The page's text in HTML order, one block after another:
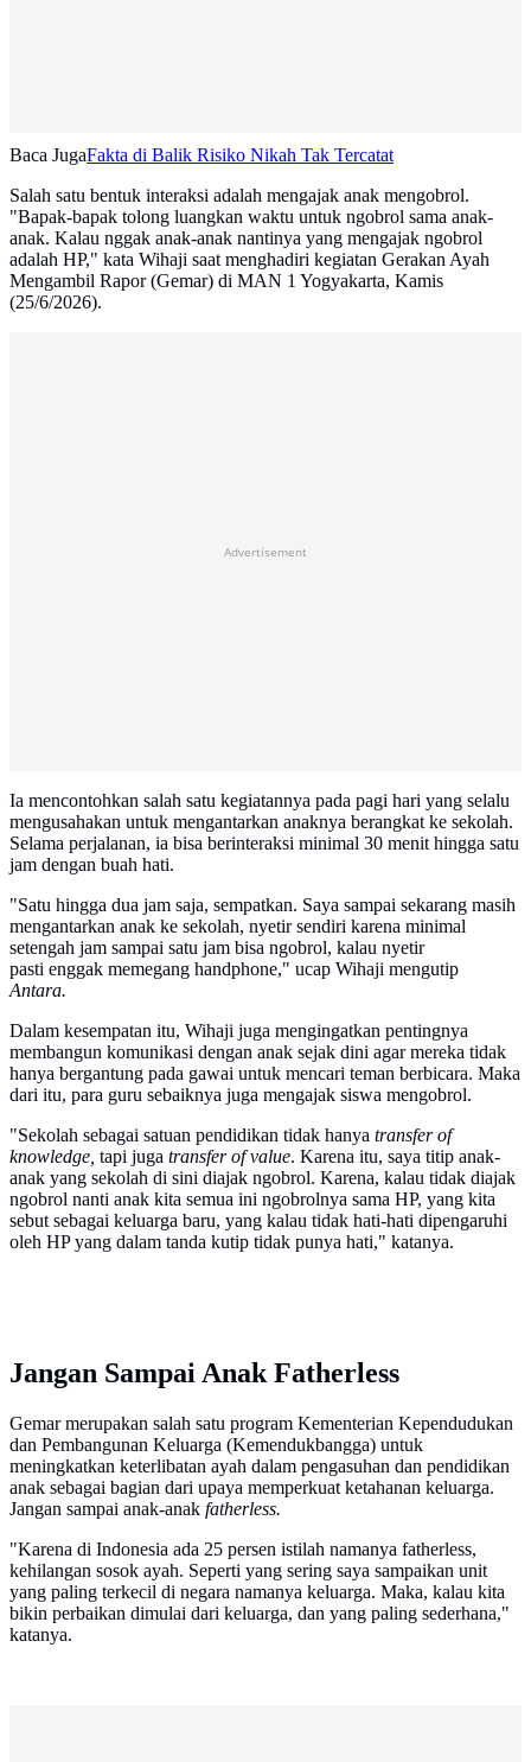
Baca JugaFakta di Balik Risiko Nikah Tak Tercatat
Salah satu bentuk interaksi adalah mengajak anak mengobrol.
"Bapak-bapak tolong luangkan waktu untuk ngobrol sama anak-
anak. Kalau nggak anak-anak nantinya yang mengajak ngobrol
adalah HP," kata Wihaji saat menghadiri kegiatan Gerakan Ayah
Mengambil Rapor (Gemar) di MAN 1 Yogyakarta, Kamis
(25/6/2026).
Advertisement
Ia mencontohkan salah satu kegiatannya pada pagi hari yang selalu
mengusahakan untuk mengantarkan anaknya berangkat ke sekolah.
Selama perjalanan, ia bisa berinteraksi minimal 30 menit hingga satu
jam dengan buah hati.
"Satu hingga dua jam saja, sempatkan. Saya sampai sekarang masih
mengantarkan anak ke sekolah, nyetir sendiri karena minimal
setengah jam sampai satu jam bisa ngobrol, kalau nyetir
pasti enggak memegang handphone," ucap Wihaji mengutip
Antara.
Dalam kesempatan itu, Wihaji juga mengingatkan pentingnya
membangun komunikasi dengan anak sejak dini agar mereka tidak
hanya bergantung pada gawai untuk mencari teman berbicara. Maka
dari itu, para guru sebaiknya juga mengajak siswa mengobrol.
"Sekolah sebagai satuan pendidikan tidak hanya transfer of
knowledge, tapi juga transfer of value. Karena itu, saya titip anak-
anak yang sekolah di sini diajak ngobrol. Karena, kalau tidak diajak
ngobrol nanti anak kita semua ini ngobrolnya sama HP, yang kita
sebut sebagai keluarga baru, yang kalau tidak hati-hati dipengaruhi
oleh HP yang dalam tanda kutip tidak punya hati," katanya.
Jangan Sampai Anak Fatherless
Gemar merupakan salah satu program Kementerian Kependudukan
dan Pembangunan Keluarga (Kemendukbangga) untuk
meningkatkan keterlibatan ayah dalam pengasuhan dan pendidikan
anak sebagai bagian dari upaya memperkuat ketahanan keluarga.
Jangan sampai anak-anak fatherless.
"Karena di Indonesia ada 25 persen istilah namanya fatherless,
kehilangan sosok ayah. Seperti yang sering saya sampaikan unit
yang paling terkecil di negara namanya keluarga. Maka, kalau kita
bikin perbaikan dimulai dari keluarga, dan yang paling sederhana,"
katanya.